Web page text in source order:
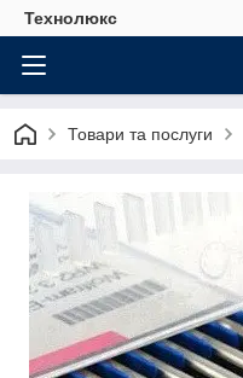
Технолюкс
Товари та послуги